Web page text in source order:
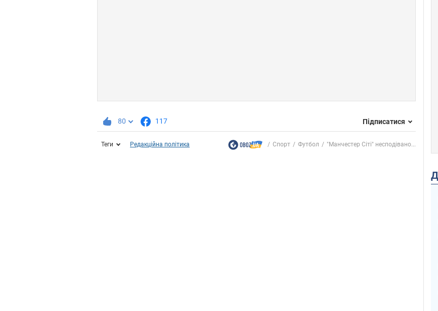
80 117 Підписатися
Теги Редакційна політика Спорт Футбол "Манчестер Сіті" несподівано...